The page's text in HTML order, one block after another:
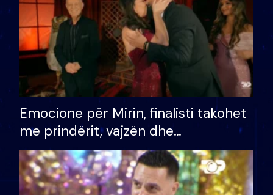
Emocione për Mirin, finalisti takohet
me prindërit, vajzën dhe
bashkëshorten: S’kemi ndonjë letër
divorci apo jo?